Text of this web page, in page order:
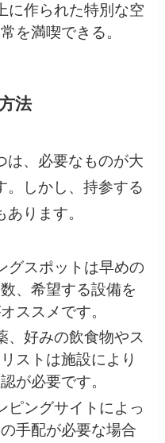
に作られた特別な空
を満喫できる。
法
は、必要なものが大
。しかし、持参する
ります。
グスポットは早めの
、希望する設備を
ススメです。
、好みの飲食物やス
ストは施設により
が必要です。
ピングサイトによっ
手配が必要な場合